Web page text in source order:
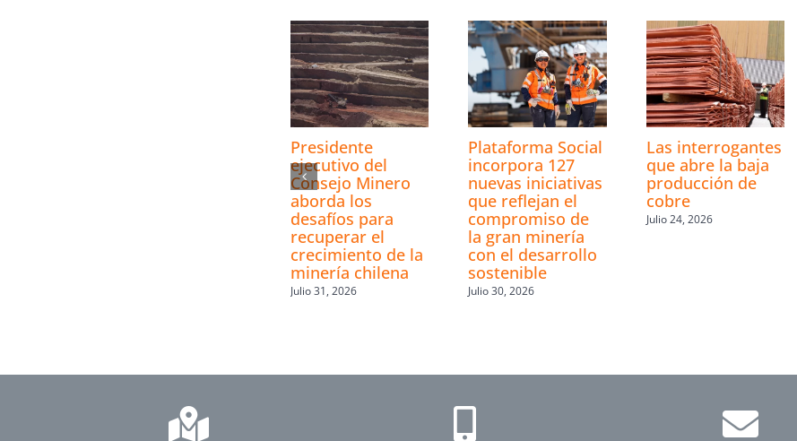
Presidente
ejecutivo del
Consejo Minero
aborda los
desafíos para
recuperar el
crecimiento de la
minería chilena
Julio 31, 2026
Plataforma Social
incorpora 127
nuevas iniciativas
que reflejan el
compromiso de
la gran minería
con el desarrollo
sostenible
Julio 30, 2026
Las interrogantes
que abre la baja
producción de
cobre
Julio 24, 2026